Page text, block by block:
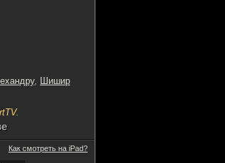
, Шишир
Как смотреть на iPad?